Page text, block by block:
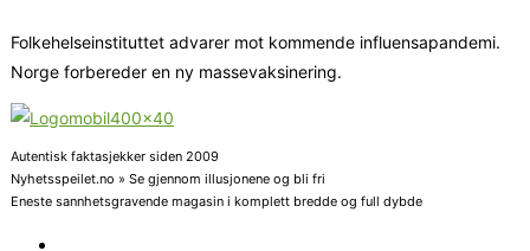
Folkehelseinstituttet advarer mot kommende influensapandemi.
Norge forbereder en ny massevaksinering.
Autentisk faktasjekker siden 2009
Nyhetsspeilet.no » Se gjennom illusjonene og bli fri
Eneste sannhetsgravende magasin i komplett bredde og full dybde